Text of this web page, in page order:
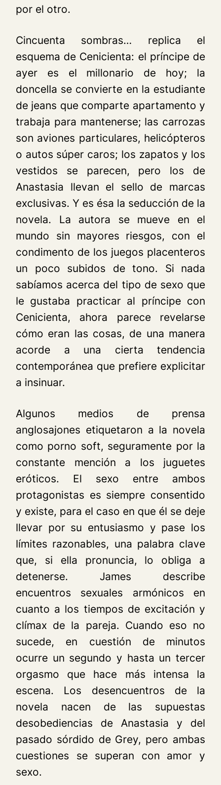
por el otro.
Cincuenta sombras… replica el
esquema de Cenicienta: el príncipe de
ayer es el millonario de hoy; la
doncella se convierte en la estudiante
de jeans que comparte apartamento y
trabaja para mantenerse; las carrozas
son aviones particulares, helicópteros
o autos súper caros; los zapatos y los
vestidos se parecen, pero los de
Anastasia llevan el sello de marcas
exclusivas. Y es ésa la seducción de la
novela. La autora se mueve en el
mundo sin mayores riesgos, con el
condimento de los juegos placenteros
un poco subidos de tono. Si nada
sabíamos acerca del tipo de sexo que
le gustaba practicar al príncipe con
Cenicienta, ahora parece revelarse
cómo eran las cosas, de una manera
acorde a una cierta tendencia
contemporánea que prefiere explicitar
a insinuar.
Algunos medios de prensa
anglosajones etiquetaron a la novela
como porno soft, seguramente por la
constante mención a los juguetes
eróticos. El sexo entre ambos
protagonistas es siempre consentido
y existe, para el caso en que él se deje
llevar por su entusiasmo y pase los
límites razonables, una palabra clave
que, si ella pronuncia, lo obliga a
detenerse. James describe
encuentros sexuales armónicos en
cuanto a los tiempos de excitación y
clímax de la pareja. Cuando eso no
sucede, en cuestión de minutos
ocurre un segundo y hasta un tercer
orgasmo que hace más intensa la
escena. Los desencuentros de la
novela nacen de las supuestas
desobediencias de Anastasia y del
pasado sórdido de Grey, pero ambas
cuestiones se superan con amor y
sexo.